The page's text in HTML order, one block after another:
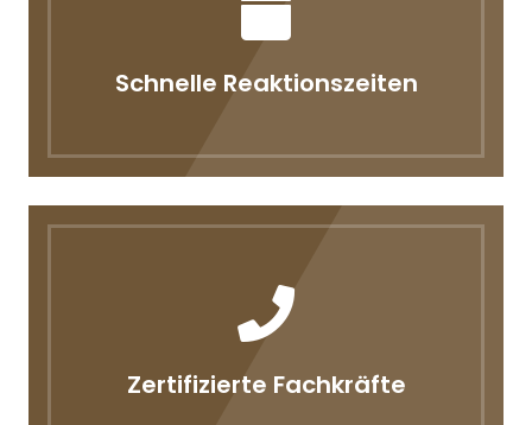
Schnelle Reaktionszeiten
Zertifizierte Fachkräfte